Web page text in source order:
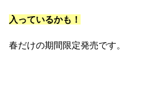
入っているかも！
春だけの期間限定発売です。